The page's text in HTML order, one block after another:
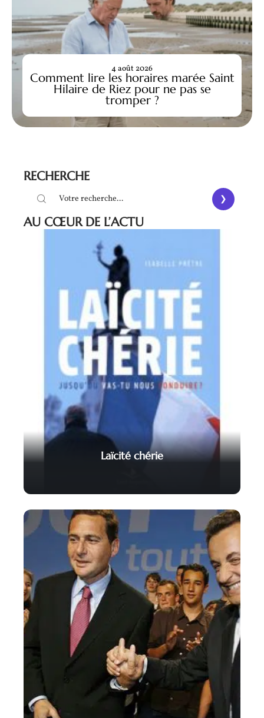
Comment lire les horaires marée Saint
Hilaire de Riez pour ne pas se
tromper ?
4 août 2026
RECHERCHE
AU CŒUR DE L’ACTU
Laïcité chérie